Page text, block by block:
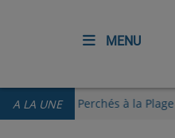
MENU
A LA UNE
Les Guinguettes des Perchés
ACCUEIL